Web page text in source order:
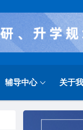
辅导中心 关于